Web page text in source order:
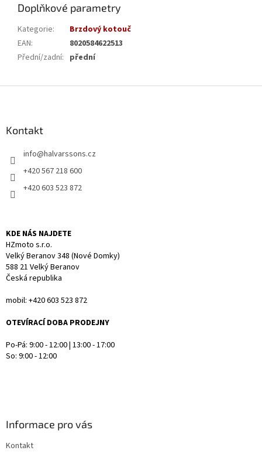
Doplňkové parametry
Kategorie:
Brzdový kotouč
EAN:
8020584622513
Přední/zadní: přední
Kontakt
info@halvarssons.cz
+420 567 218 600
+420 603 523 872
KDE NÁS NAJDETE
HZmoto s.r.o.
Velký Beranov 348 (Nové Domky)
588 21 Velký Beranov
Česká republika
mobil: +420 603 523 872
OTEVÍRACÍ DOBA PRODEJNY
Po-Pá: 9:00 - 12:00 | 13:00 - 17:00
So: 9:00 - 12:00
Informace pro vás
Kontakt